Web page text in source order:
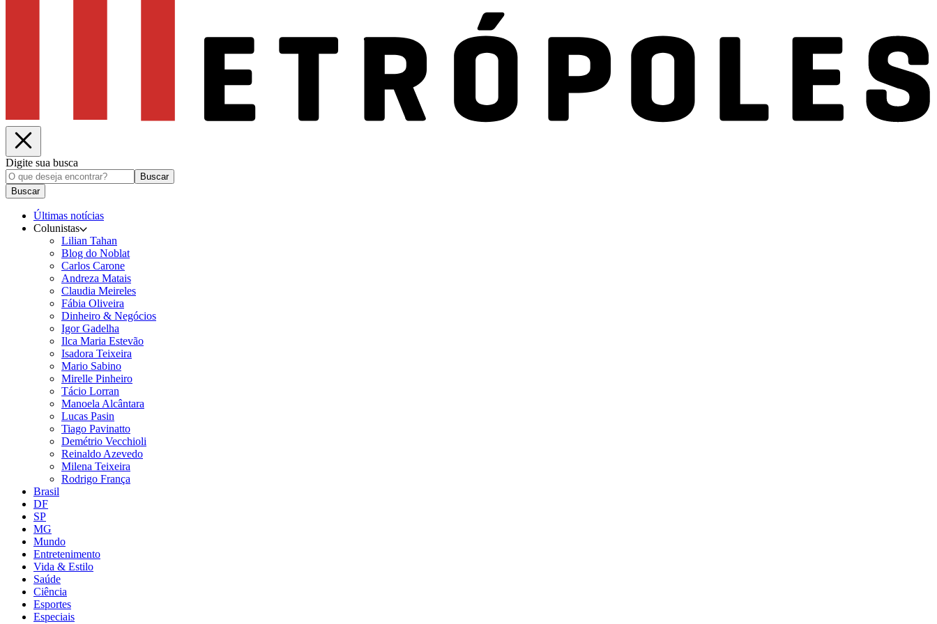
Digite sua busca
Buscar
Buscar
Últimas notícias
Colunistas
Lilian Tahan
Blog do Noblat
Carlos Carone
Andreza Matais
Claudia Meireles
Fábia Oliveira
Dinheiro & Negócios
Igor Gadelha
Ilca Maria Estevão
Isadora Teixeira
Mario Sabino
Mirelle Pinheiro
Tácio Lorran
Manoela Alcântara
Lucas Pasin
Tiago Pavinatto
Demétrio Vecchioli
Reinaldo Azevedo
Milena Teixeira
Rodrigo França
Brasil
DF
SP
MG
Mundo
Entretenimento
Vida & Estilo
Saúde
Ciência
Esportes
Especiais